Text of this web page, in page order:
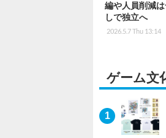
編や人員削減
しで独立へ
2026.5.7 Thu 13:14
ゲーム文